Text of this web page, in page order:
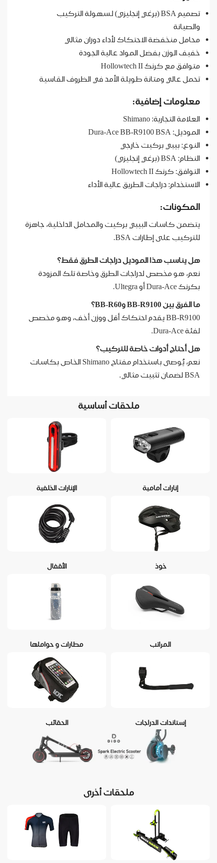
تصميم BSA (برغي إنجليزي) لسهولة التركيب
والصيانة
محامل منخفضة الاحتكاك لأداء دوران مثالي
خفيف الوزن بفضل المواد عالية الجودة
متوافق مع كرنك Hollowtech II
تحمل عالي ومتانة طويلة الأمد في الظروف القاسية
معلومات إضافية:
العلامة التجارية: Shimano
الموديل: Dura-Ace BB-R9100 BSA
النوع: بيبي بركيت خارجي
النظام: BSA (برغي إنجليزي)
التوافق: كرنك Hollowtech II
الاستخدام: دراجات الطريق عالية الأداء
المكونات:
يتضمن كاسات البيبي بركيت والمحامل الداخلية، جاهزة
للتركيب على إطارات BSA.
هل يناسب هذا الموديل دراجات الطرق فقط؟
نعم، هو مخصص لدراجات الطرق وخاصة تلك المزودة
بكرنك Dura-Ace أو Ultegra.
ما الفرق بين BB-R9100 وBB-R60؟
BB-R9100 يقدم احتكاك أقل ووزن أخف، وهو مخصص
لفئة Dura-Ace.
هل أحتاج أدوات خاصة للتركيب؟
نعم، يُوصى باستخدام مفتاح Shimano الخاص بكاسات
BSA لضمان تثبيت مثالي.
ملحقات أساسية
إنارات أمامية الإنارات الخلفية
خوذ الأقفال
المراتب مطارات و حواملها
إستاندات الدراجات الحقائب
ملحقات أخرى